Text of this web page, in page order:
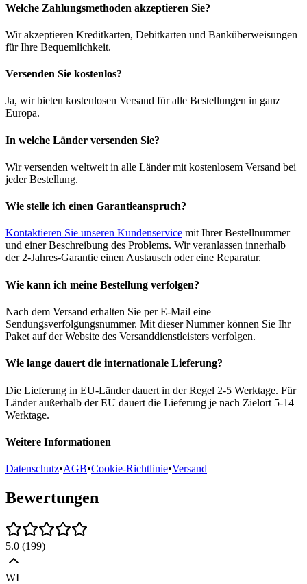
Welche Zahlungsmethoden akzeptieren Sie?
Wir akzeptieren Kreditkarten, Debitkarten und Banküberweisungen
für Ihre Bequemlichkeit.
Versenden Sie kostenlos?
Ja, wir bieten kostenlosen Versand für alle Bestellungen in ganz
Europa.
In welche Länder versenden Sie?
Wir versenden weltweit in alle Länder mit kostenlosem Versand bei
jeder Bestellung.
Wie stelle ich einen Garantieanspruch?
Kontaktieren Sie unseren Kundenservice mit Ihrer Bestellnummer
und einer Beschreibung des Problems. Wir veranlassen innerhalb
der 2-Jahres-Garantie einen Austausch oder eine Reparatur.
Wie kann ich meine Bestellung verfolgen?
Nach dem Versand erhalten Sie per E-Mail eine
Sendungsverfolgungsnummer. Mit dieser Nummer können Sie Ihr
Paket auf der Website des Versanddienstleisters verfolgen.
Wie lange dauert die internationale Lieferung?
Die Lieferung in EU-Länder dauert in der Regel 2-5 Werktage. Für
Länder außerhalb der EU dauert die Lieferung je nach Zielort 5-14
Werktage.
Weitere Informationen
Datenschutz•AGB•Cookie-Richtlinie•Versand
Bewertungen
5.0 (199)
WI